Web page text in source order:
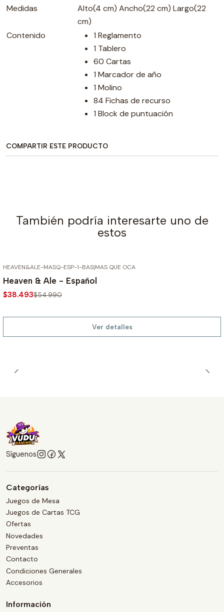
Medidas
Alto(4 cm) Ancho(22 cm) Largo(22
cm)
Contenido
1 Reglamento
1 Tablero
60 Cartas
1 Marcador de año
1 Molino
84 Fichas de recurso
1 Block de puntuación
COMPARTIR ESTE PRODUCTO
También podría interesarte uno de
estos
-30%
HEAVEN&ALE-MASQ-ESP-1-BAS|MAS QUE OCA
Heaven & Ale - Español
$38.493$54.990
Ver detalles
Síguenos
Categorías
Juegos de Mesa
Juegos de Cartas TCG
Ofertas
Novedades
Preventas
Contacto
Condiciones Generales
Accesorios
Información